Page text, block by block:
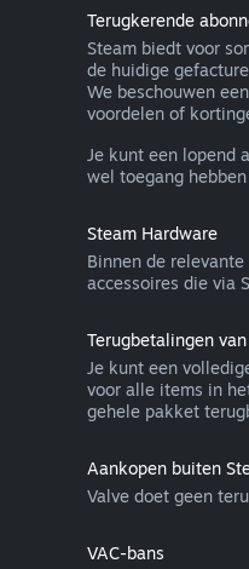
Terugkerende
Steam biedt voor
de huidige
We beschouwen
voordelen of
Je kunt een lopend
wel toegang
Steam Hardware
Binnen de
accessoires die via
Terugbetalingen
Je kunt een
voor alle items in
gehele pakket
Aankopen buiten
Valve doet geen
VAC-bans